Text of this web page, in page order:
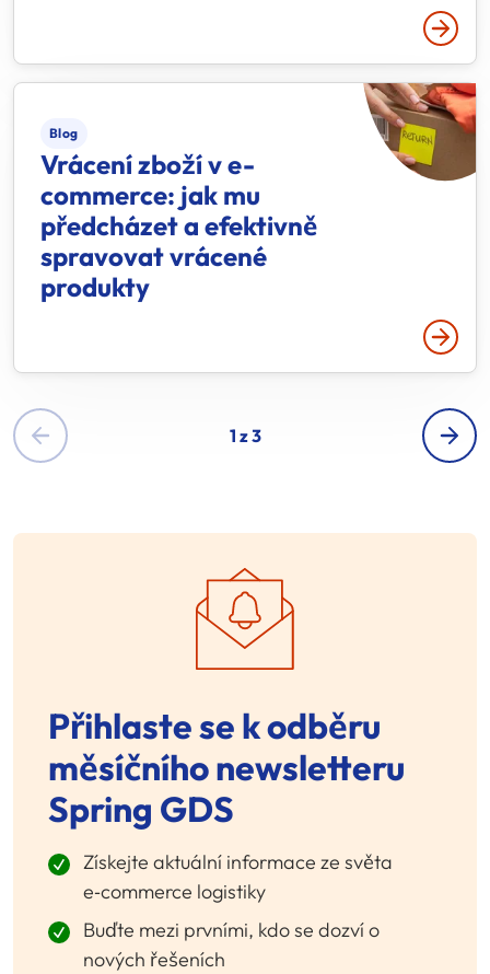
Blog
Vrácení zboží v e-
commerce: jak mu
předcházet a efektivně
spravovat vrácené
produkty
1 z 3
Přihlaste se k odběru
měsíčního newsletteru
Spring GDS
Získejte aktuální informace ze světa
e‑commerce logistiky
Buďte mezi prvními, kdo se dozví o
nových řešeních